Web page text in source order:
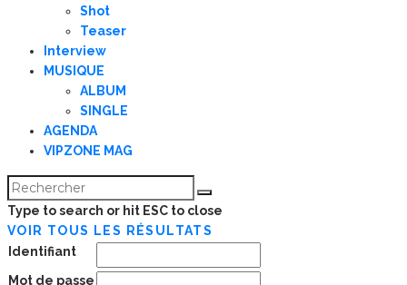
Shot
Teaser
Interview
MUSIQUE
ALBUM
SINGLE
AGENDA
VIPZONE MAG
Type to search or hit ESC to close
VOIR TOUS LES RÉSULTATS
Identifiant
Mot de passe